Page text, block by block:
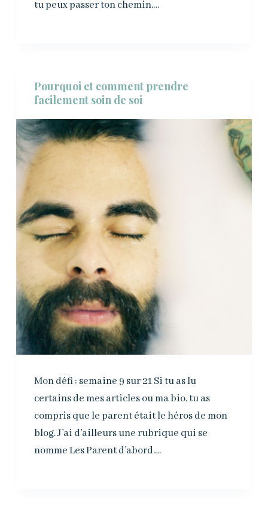
tu peux passer ton chemin.…
Pourquoi et comment prendre
facilement soin de soi
Mon défi : semaine 9 sur 21 Si tu as lu
certains de mes articles ou ma bio, tu as
compris que le parent était le héros de mon
blog. J’ai d’ailleurs une rubrique qui se
nomme Les Parent d’abord.…